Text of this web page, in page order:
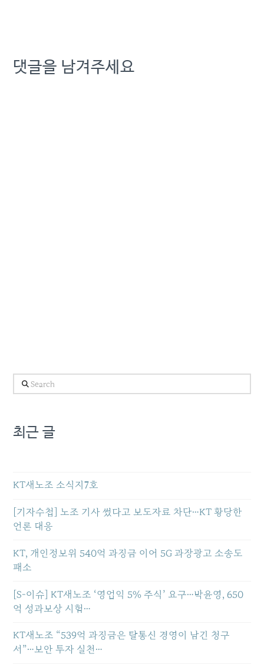
댓글을 남겨주세요
Search
최근 글
KT새노조 소식지7호
[기자수첩] 노조 기사 썼다고 보도자료 차단…KT 황당한
언론 대응
KT, 개인정보위 540억 과징금 이어 5G 과장광고 소송도
패소
[S-이슈] KT새노조 ‘영업익 5% 주식’ 요구…박윤영, 650
억 성과보상 시험…
KT새노조 “539억 과징금은 탈통신 경영이 남긴 청구
서”…보안 투자 실천…